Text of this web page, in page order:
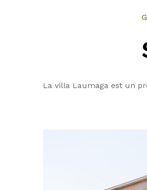
La villa Laumaga est un